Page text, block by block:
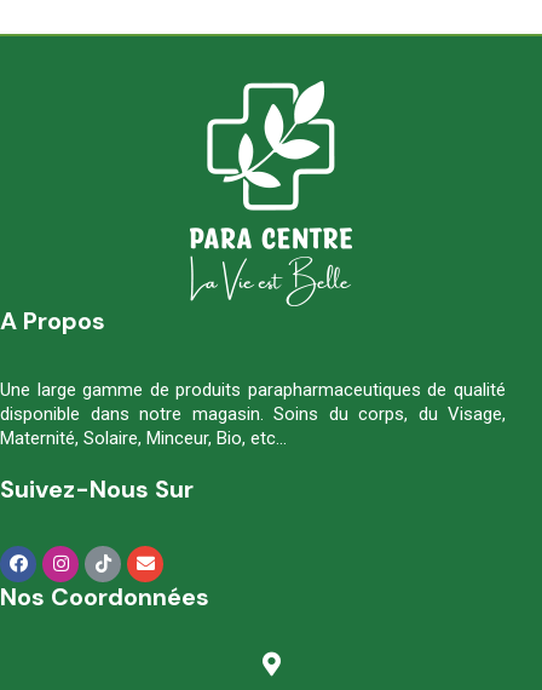
A Propos
Une large gamme de produits parapharmaceutiques de qualité
disponible dans notre magasin. Soins du corps, du Visage,
Maternité, Solaire, Minceur, Bio, etc…
Suivez-Nous Sur
Nos Coordonnées